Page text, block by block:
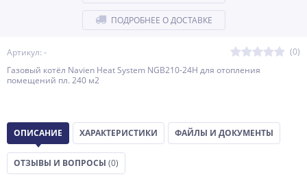
Артикул: -
(0)
Газовый котёл Navien Heat System NGB210‑24H для отопления
помещений пл. 240 м2
ПОДРОБНЕЕ О ДОСТАВКЕ
ОПИСАНИЕ ХАРАКТЕРИСТИКИ ФАЙЛЫ И ДОКУМЕНТЫ
ОТЗЫВЫ И ВОПРОСЫ (0)